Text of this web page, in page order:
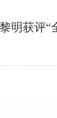
明获评“